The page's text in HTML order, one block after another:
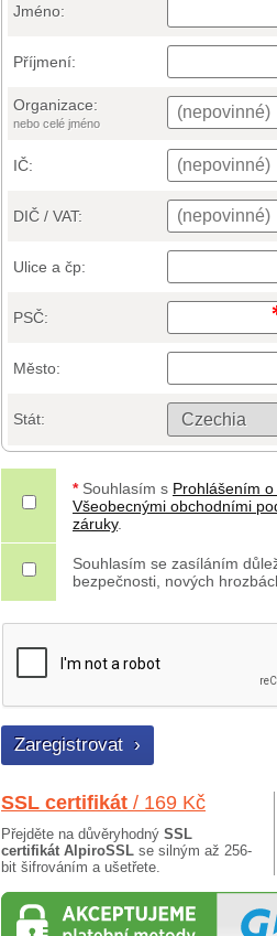
Jméno:
Příjmení:
Organizace:
nebo celé jméno
IČ:
DIČ / VAT:
Ulice a čp:
PSČ:
Město:
Stát:
* Souhlasím s Prohlášením
Všeobecnými obchodními
záruky.
Souhlasím se zasíláním
bezpečnosti, nových
SSL certifikát / 169 Kč
Přejděte na důvěryhodný SSL
certifikát AlpiroSSL se silným až 256-
bit šifrováním a ušetřete.